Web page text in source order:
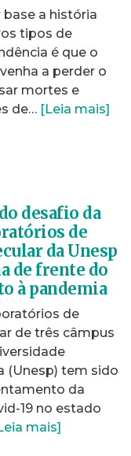
a história
tipos de
é que o
a perder o
mortes e
de… [Leia mais]
desafio da
de
da Unesp
de frente do
à pandemia
de
de três câmpus
(Unesp) tem sido
da
19 no estado
mais]